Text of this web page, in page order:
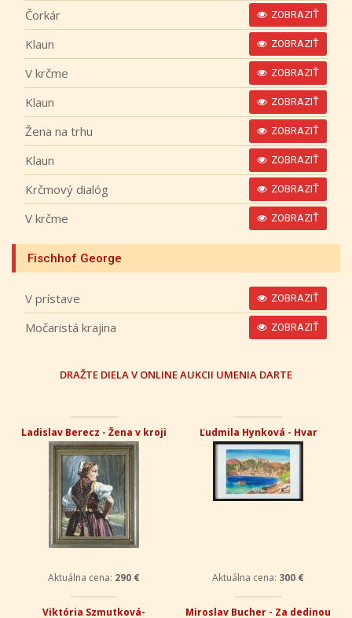
Čorkár ZOBRAZIŤ
Klaun ZOBRAZIŤ
V krčme ZOBRAZIŤ
Klaun ZOBRAZIŤ
Žena na trhu ZOBRAZIŤ
Klaun ZOBRAZIŤ
Krčmový dialóg ZOBRAZIŤ
V krčme ZOBRAZIŤ
Fischhof George
V prístave ZOBRAZIŤ
Močaristá krajina ZOBRAZIŤ
DRAŽTE DIELA V ONLINE AUKCII UMENIA DARTE
Ladislav Berecz - Žena v kroji
Aktuálna cena: 290 €
Ľudmila Hynková - Hvar
Aktuálna cena: 300 €
Viktória Szmutková-
Miroslav Bucher - Za dedinou